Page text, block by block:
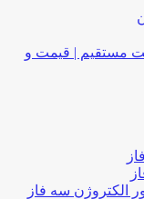
مستقیم | قیمت و
الکتروژن سه فاز